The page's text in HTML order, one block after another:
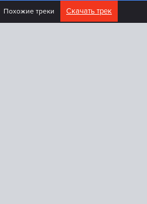
Похожие треки Скачать трек